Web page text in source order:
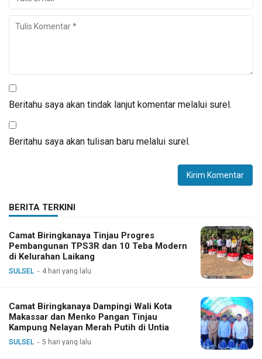
Beritahu saya akan tindak lanjut komentar melalui surel.
Beritahu saya akan tulisan baru melalui surel.
BERITA TERKINI
Camat Biringkanaya Tinjau Progres
Pembangunan TPS3R dan 10 Teba Modern
di Kelurahan Laikang
SULSEL 4 hari yang lalu
Camat Biringkanaya Dampingi Wali Kota
Makassar dan Menko Pangan Tinjau
Kampung Nelayan Merah Putih di Untia
SULSEL 5 hari yang lalu